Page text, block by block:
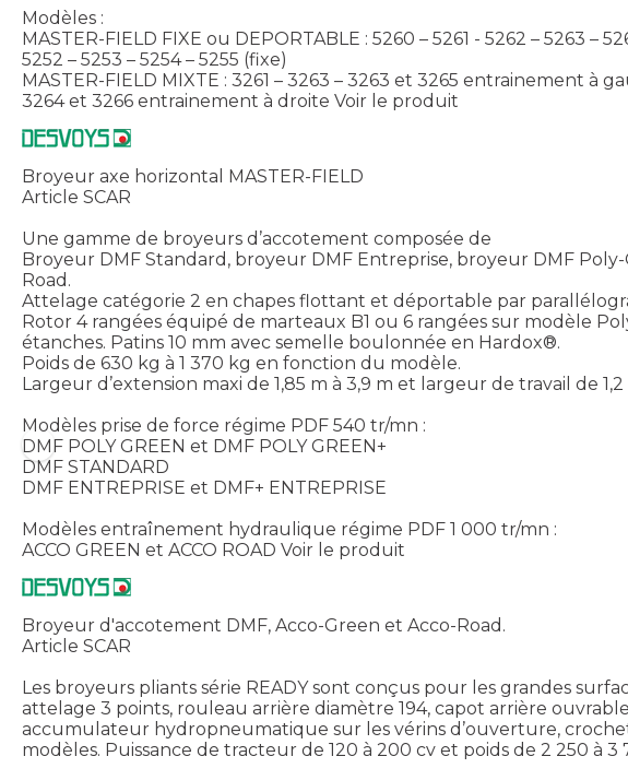
Modèles :
MASTER-FIELD FIXE ou DEPORTABLE : 5260 – 5261 - 5262 – 5263 –
5252 – 5253 – 5254 – 5255 (fixe)
MASTER-FIELD MIXTE : 3261 – 3263 – 3263 et 3265 entrainement à
3264 et 3266 entrainement à droite Voir le produit
Broyeur axe horizontal MASTER-FIELD
Article SCAR
Une gamme de broyeurs d’accotement composée de
Broyeur DMF Standard, broyeur DMF Entreprise, broyeur DMF
Road.
Attelage catégorie 2 en chapes flottant et déportable par
Rotor 4 rangées équipé de marteaux B1 ou 6 rangées sur modèle
étanches. Patins 10 mm avec semelle boulonnée en Hardox®.
Poids de 630 kg à 1 370 kg en fonction du modèle.
Largeur d’extension maxi de 1,85 m à 3,9 m et largeur de travail de
Modèles prise de force régime PDF 540 tr/mn :
DMF POLY GREEN et DMF POLY GREEN+
DMF STANDARD
DMF ENTREPRISE et DMF+ ENTREPRISE
Modèles entraînement hydraulique régime PDF 1 000 tr/mn :
ACCO GREEN et ACCO ROAD Voir le produit
Broyeur d'accotement DMF, Acco-Green et Acco-Road.
Article SCAR
Les broyeurs pliants série READY sont conçus pour les grandes
attelage 3 points, rouleau arrière diamètre 194, capot arrière
accumulateur hydropneumatique sur les vérins d’ouverture,
modèles. Puissance de tracteur de 120 à 200 cv et poids de 2 250 à 3